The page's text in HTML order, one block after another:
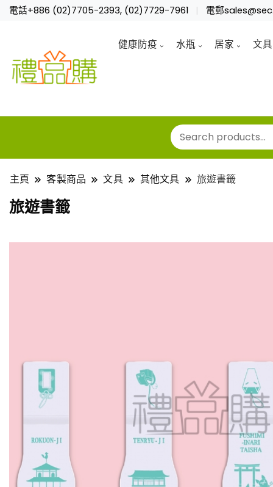
電話+886 (02)7705-2393, (02)7729-7961 電郵
健康防疫 水瓶 居家 文具
主頁 客製商品 文具 其他文具 旅遊書籤
旅遊書籤